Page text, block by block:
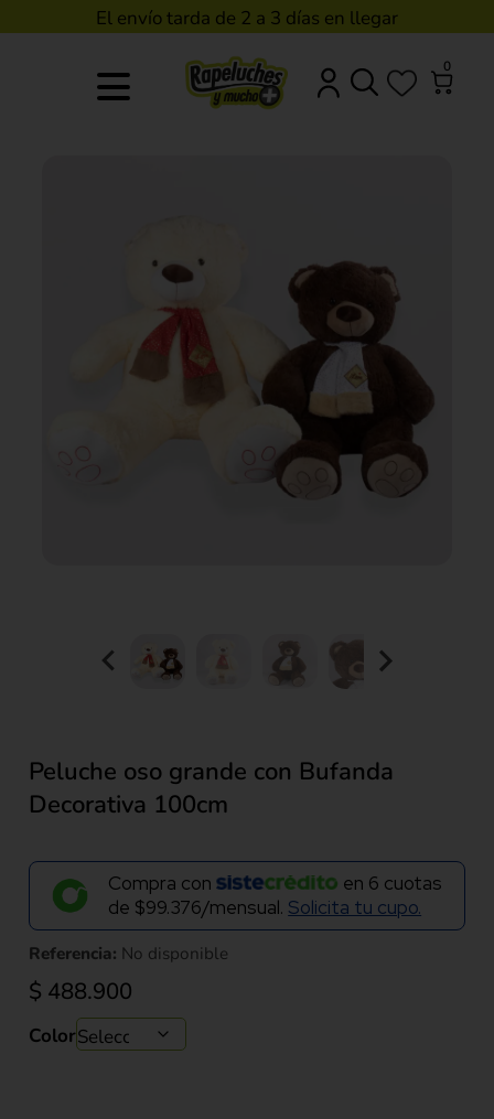
El envío tarda de 2 a 3 días en llegar
0
Peluche oso grande con Bufanda
Decorativa 100cm
Compra con en 6 cuotas
de $99.376/mensual. Solicita tu cupo.
Referencia: No disponible
$ 488.900
Color